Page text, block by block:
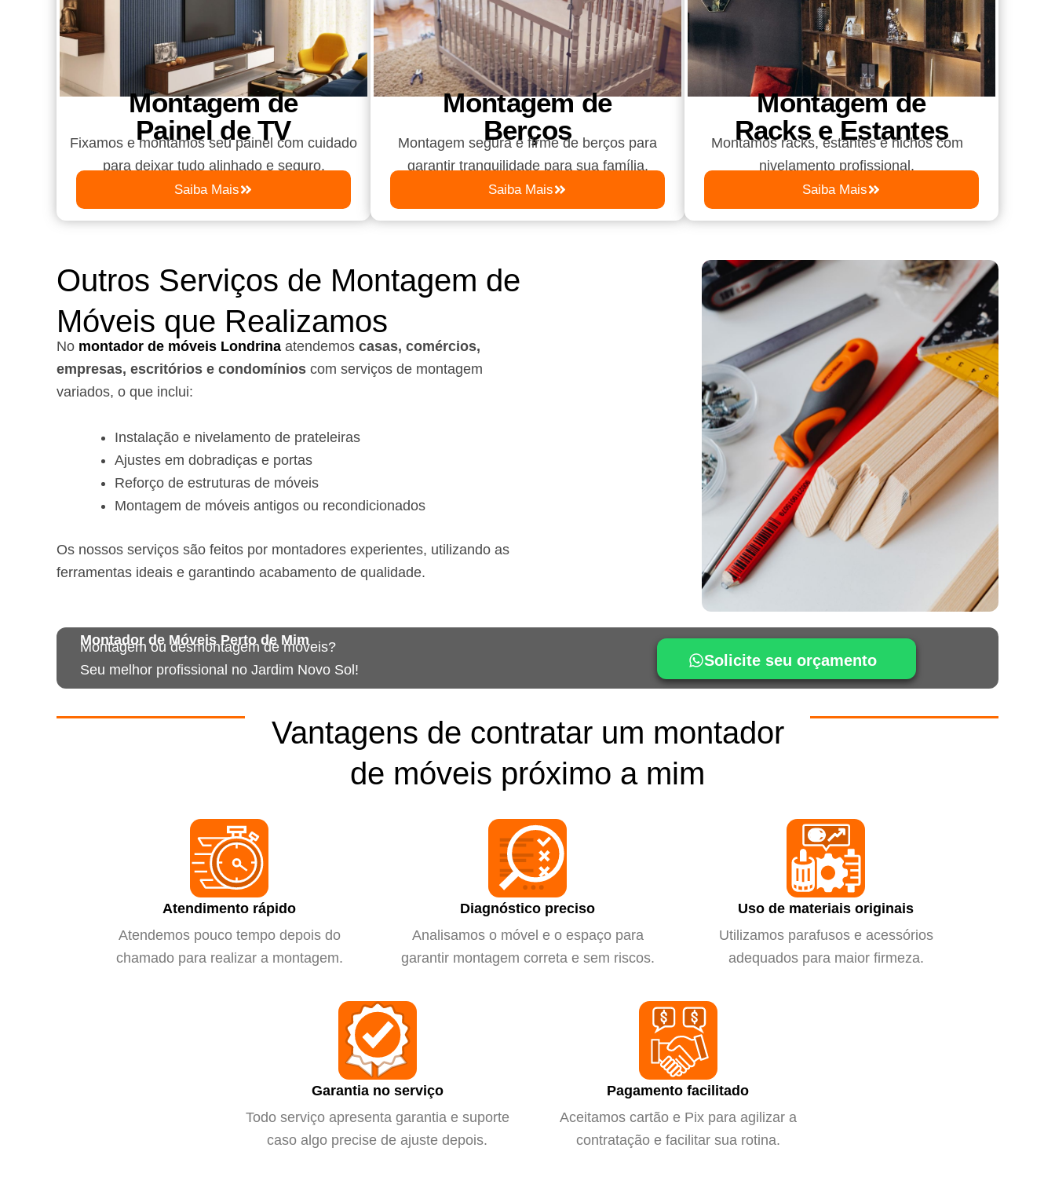
Montagem de
Painel de TV
Fixamos e montamos seu painel com cuidado
para deixar tudo alinhado e seguro.
Saiba Mais
Montagem de
Berços
Montagem segura e firme de berços para
garantir tranquilidade para sua família.
Saiba Mais
Montagem de
Racks e Estantes
Montamos racks, estantes e nichos com
nivelamento profissional.
Saiba Mais
Outros Serviços de Montagem de
Móveis que Realizamos
No montador de móveis Londrina atendemos casas, comércios,
empresas, escritórios e condomínios com serviços de montagem
variados, o que inclui:
Instalação e nivelamento de prateleiras
Ajustes em dobradiças e portas
Reforço de estruturas de móveis
Montagem de móveis antigos ou recondicionados
Os nossos serviços são feitos por montadores experientes, utilizando as
ferramentas ideais e garantindo acabamento de qualidade.
Montador de Móveis Perto de Mim
Montagem ou desmontagem de móveis?
Seu melhor profissional no Jardim Novo Sol!
Solicite seu orçamento
Vantagens de contratar um montador
de móveis próximo a mim
Atendimento rápido
Atendemos pouco tempo depois do
chamado para realizar a montagem.
Diagnóstico preciso
Analisamos o móvel e o espaço para
garantir montagem correta e sem riscos.
Uso de materiais originais
Utilizamos parafusos e acessórios
adequados para maior firmeza.
Garantia no serviço
Todo serviço apresenta garantia e suporte
caso algo precise de ajuste depois.
Pagamento facilitado
Aceitamos cartão e Pix para agilizar a
contratação e facilitar sua rotina.